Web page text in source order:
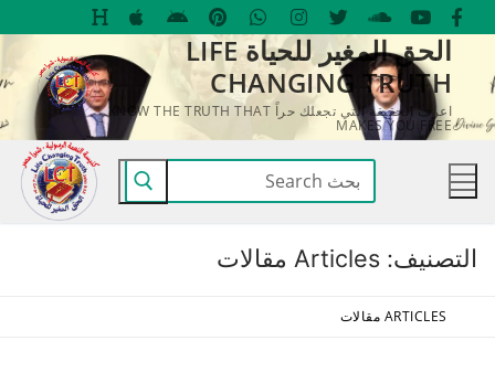
التجاوز
المحتوى
الحق المغير للحياة LIFE
CHANGING TRUTH
اعرف الحقيقة التي تجعلك حراً KNOW THE TRUTH THAT
MAKES YOU FREE
البحث
عن:
التصنيف: Articles مقالات
ARTICLES مقالات